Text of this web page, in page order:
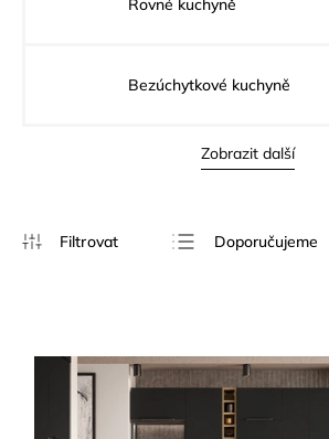
Rovné kuchyně
Bezúchytkové kuchyně
Zobrazit další
Doporučujeme
Abecedně